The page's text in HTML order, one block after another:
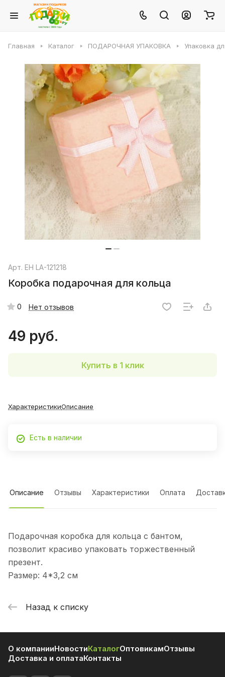
Главная Каталог ПОДАРОЧНАЯ УПАКОВКА Упаковка
Арт. EH LA-121218
Коробка подарочная для кольца
0 Нет отзывов
49 руб.
Купить в 1 клик
ХарактеристикиОписание
Есть в наличии
Описание Отзывы Характеристики Оплата
Подарочная коробка для кольца с бантом,
позволит красиво упаковать торжественный
презент.
Размер: 4*3,2 см
Назад к списку
О компанииНовостиКаталогОптовикамОтзывы
Доставка и оплатаКонтакты